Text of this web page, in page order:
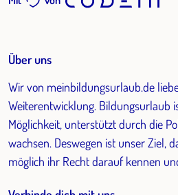
Über uns
Wir von meinbildungsurlaub.de
Weiterentwicklung. Bildungsurlaub
Möglichkeit, unterstützt durch die
wachsen. Deswegen ist unser Ziel,
möglich ihr Recht darauf kennen